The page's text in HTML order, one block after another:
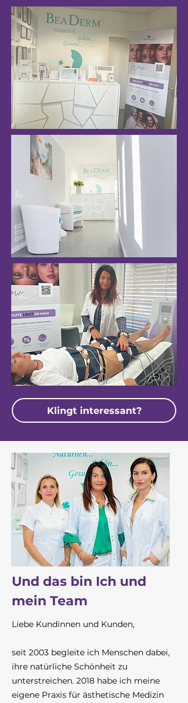
Klingt interessant?
Und das bin Ich und
mein Team
Liebe Kundinnen und Kunden,
seit 2003 begleite ich Menschen dabei,
ihre natürliche Schönheit zu
unterstreichen. 2018 habe ich meine
eigene Praxis für ästhetische Medizin